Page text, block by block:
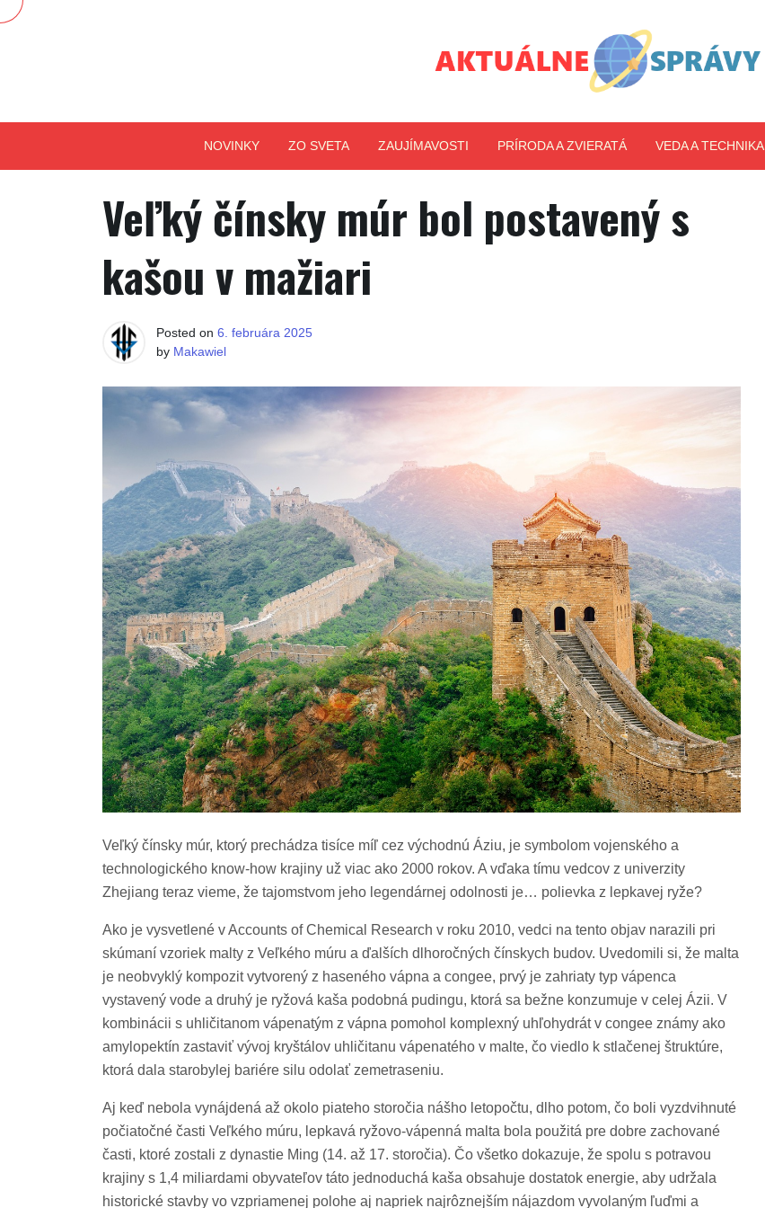
Skip
Aktuálne správy
NOVINKY ZO SVETA ZAUJÍMAVOSTI PRÍRODA A ZVIERATÁ VEDA A TECHNIKA
Veľký čínsky múr bol postavený s
kašou v mažiari
Posted on 6. februára 2025
by Makawiel
Veľký čínsky múr, ktorý prechádza tisíce míľ cez východnú Áziu, je symbolom vojenského a
technologického know-how krajiny už viac ako 2000 rokov. A vďaka tímu vedcov z univerzity
Zhejiang teraz vieme, že tajomstvom jeho legendárnej odolnosti je… polievka z lepkavej ryže?
Ako je vysvetlené v Accounts of Chemical Research v roku 2010, vedci na tento objav narazili pri
skúmaní vzoriek malty z Veľkého múru a ďalších dlhoročných čínskych budov. Uvedomili si, že malta
je neobvyklý kompozit vytvorený z haseného vápna a congee, prvý je zahriaty typ vápenca
vystavený vode a druhý je ryžová kaša podobná pudingu, ktorá sa bežne konzumuje v celej Ázii. V
kombinácii s uhličitanom vápenatým z vápna pomohol komplexný uhľohydrát v congee známy ako
amylopektín zastaviť vývoj kryštálov uhličitanu vápenatého v malte, čo viedlo k stlačenej štruktúre,
ktorá dala starobylej bariére silu odolať zemetraseniu.
Aj keď nebola vynájdená až okolo piateho storočia nášho letopočtu, dlho potom, čo boli vyzdvihnuté
počiatočné časti Veľkého múru, lepkavá ryžovo-vápenná malta bola použitá pre dobre zachované
časti, ktoré zostali z dynastie Ming (14. až 17. storočia). Čo všetko dokazuje, že spolu s potravou
krajiny s 1,4 miliardami obyvateľov táto jednoduchá kaša obsahuje dostatok energie, aby udržala
historické stavby vo vzpriamenej polohe aj napriek najrôznejším nájazdom vyvolaným ľuďmi a